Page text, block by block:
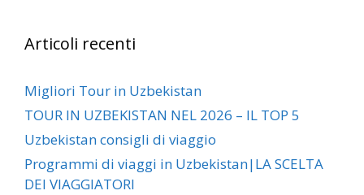
Articoli recenti
Migliori Tour in Uzbekistan
TOUR IN UZBEKISTAN NEL 2026 – IL TOP 5
Uzbekistan consigli di viaggio
Programmi di viaggi in Uzbekistan|LA SCELTA
DEI VIAGGIATORI